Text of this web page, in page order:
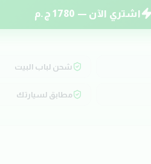
اشتري الآن — 1780ج.م
شحن لباب البيت
مطابق لسيارتك